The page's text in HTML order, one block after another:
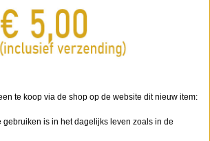
te koop via de shop op de website dit nieuw item:
gebruiken is in het dagelijks leven zoals in de